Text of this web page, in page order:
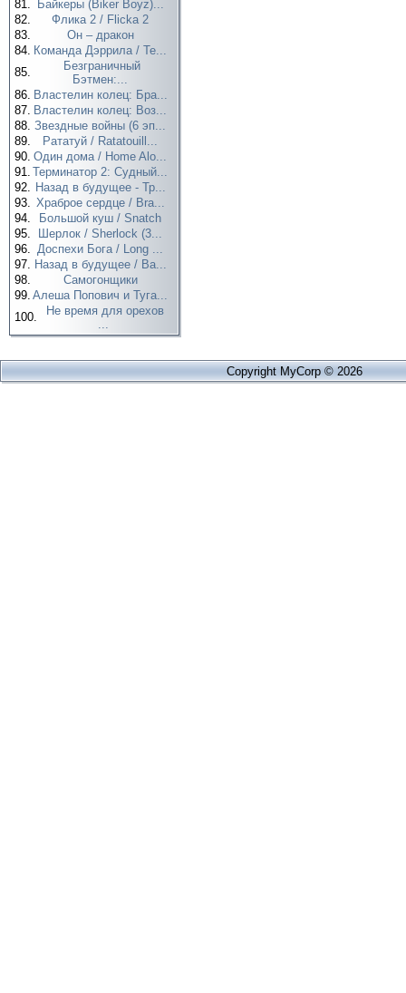
81.
Байкеры (Biker Boyz)...
82.
Флика 2 / Flicka 2
83.
Он – дракон
84. Команда Дэррила / Te...
85.
Безграничный
Бэтмен:...
86. Властелин колец: Бра...
87. Властелин колец: Воз...
88. Звездные войны (6 эп...
89.
Рататуй / Ratatouill...
90. Один дома / Home Alo...
91. Терминатор 2: Судный...
92. Назад в будущее - Тр...
93. Храброе сердце / Bra...
94.
Большой куш / Snatch
95.
Шерлок / Sherlock (3...
96. Доспехи Бога / Long ...
97. Назад в будущее / Ba...
98.
Самогонщики
99. Алеша Попович и Туга...
100.
Не время для орехов
...
Copyright MyCorp © 2026